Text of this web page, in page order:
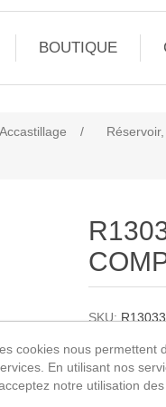
BOUTIQUE
Accastillage /
SKU:
595,00€
cookies nous permettent
En utilisant nos
notre utilisation des